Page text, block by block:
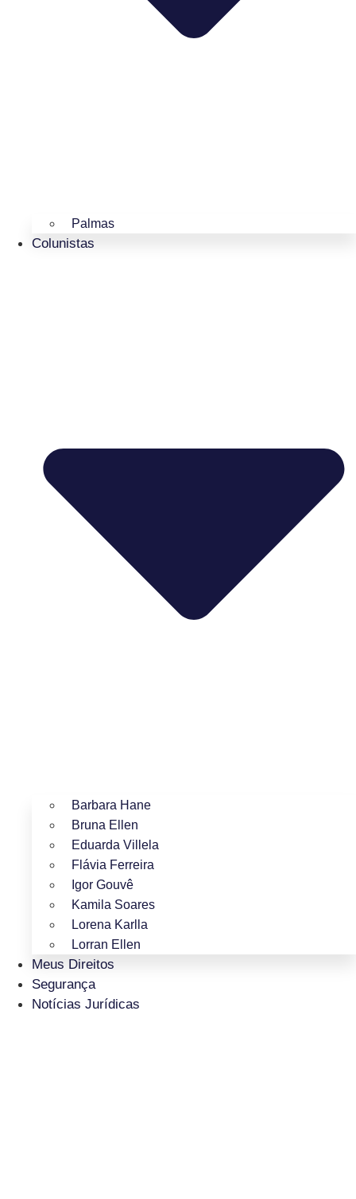
Palmas
Colunistas
Barbara Hane
Bruna Ellen
Eduarda Villela
Flávia Ferreira
Igor Gouvê
Kamila Soares
Lorena Karlla
Lorran Ellen
Meus Direitos
Segurança
Notícias Jurídicas